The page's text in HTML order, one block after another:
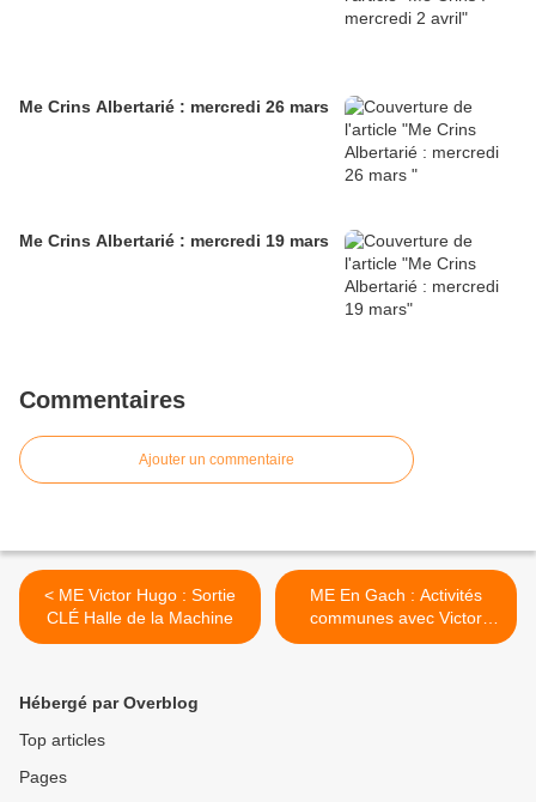
Me Crins Albertarié : mercredi 26 mars
Me Crins Albertarié : mercredi 19 mars
Commentaires
Ajouter un commentaire
< ME Victor Hugo : Sortie
CLÉ Halle de la Machine
ME En Gach : Activités
communes avec Victor
Hugo >
Hébergé par Overblog
Top articles
Pages